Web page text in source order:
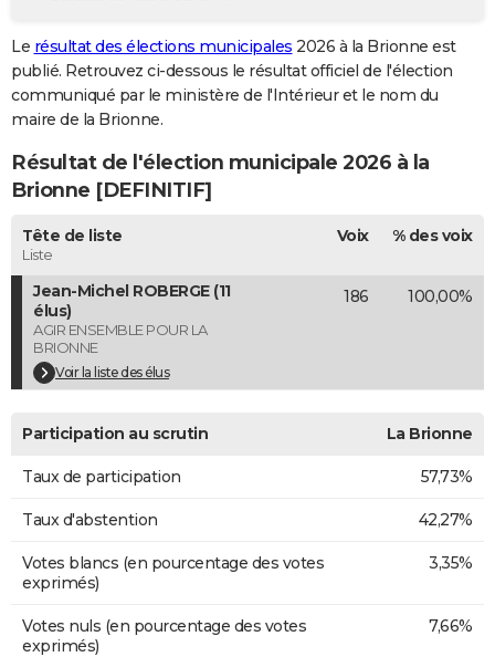
GUIDES D'ACHAT
BONS PLANS
CARTE DE VOEUX
Carte de Noël
Carte Bonne année
Carte Saint-Valentin
Carte Pâques
Carte d'anniversaire
DICTIONNAIRE
Dictionnaire
Biographies
Citations
Expressions
Proverbes
PROGRAMME TV
COPAINS D'AVANT
S'inscrire
Se connecter
Lycées
Collèges
Primaires
Universités
Entreprises
Service militaire
Avis de recherche
AVIS DE DÉCÈS
FORUM
Bricolage
Lifestyle
Culture
Sport
Auto
Television
Voyage
Cinema
Le résultat des élections municipales 2026 à la Brionne est
publié. Retrouvez ci-dessous le résultat officiel de l'élection
communiqué par le ministère de l'Intérieur et le nom du
maire de la Brionne.
Résultat de l'élection municipale 2026 à la
Brionne [DEFINITIF]
Tête de liste
Liste
Voix % des voix
Jean-Michel ROBERGE (11
élus)
AGIR ENSEMBLE POUR LA
BRIONNE
Voir la liste des élus
186 100,00%
Participation au scrutin La Brionne
Taux de participation 57,73%
Taux d'abstention 42,27%
Votes blancs (en pourcentage des votes
exprimés)
3,35%
Votes nuls (en pourcentage des votes
exprimés)
7,66%